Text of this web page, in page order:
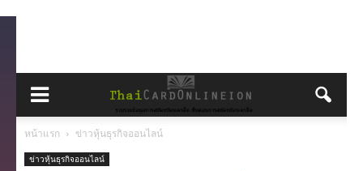
หน้าแรก ข่าวหุ้นธุรกิจออนไลน์
ข่าวหุ้นธุรกิจออนไลน์